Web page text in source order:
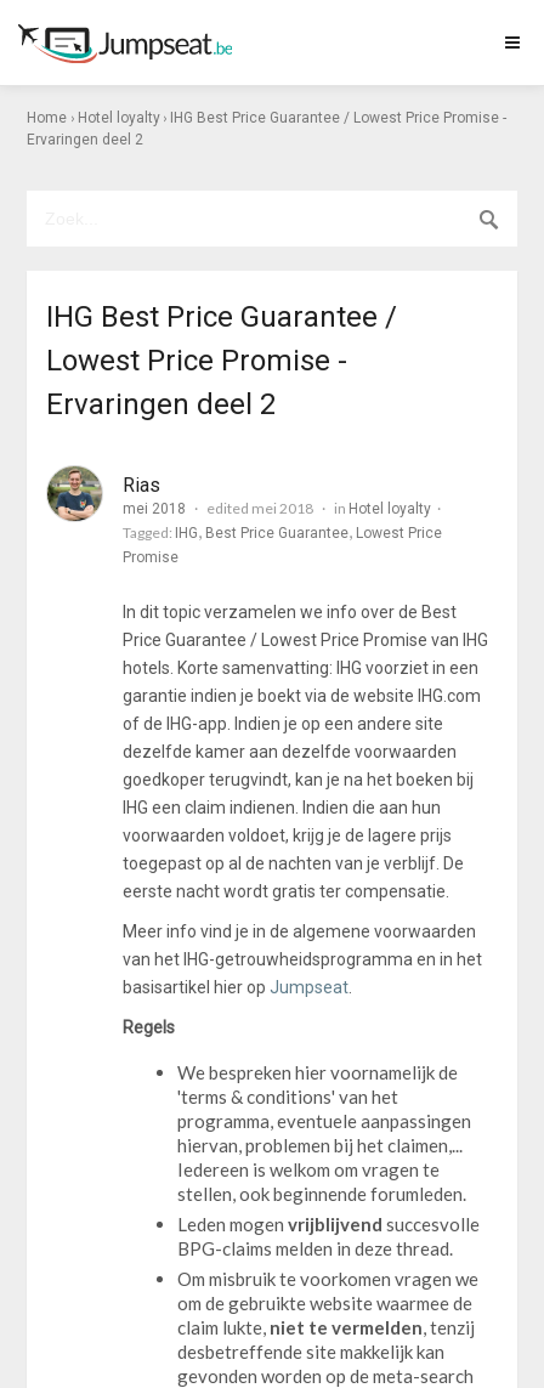
Home › Hotel loyalty › IHG Best Price Guarantee / Lowest Price Promise -
Ervaringen deel 2
IHG Best Price Guarantee /
Lowest Price Promise -
Ervaringen deel 2
Rias
mei 2018 edited mei 2018 in Hotel loyalty
Tagged: IHG Best Price Guarantee Lowest Price
Promise
In dit topic verzamelen we info over de Best
Price Guarantee / Lowest Price Promise van IHG
hotels. Korte samenvatting: IHG voorziet in een
garantie indien je boekt via de website IHG.com
of de IHG-app. Indien je op een andere site
dezelfde kamer aan dezelfde voorwaarden
goedkoper terugvindt, kan je na het boeken bij
IHG een claim indienen. Indien die aan hun
voorwaarden voldoet, krijg je de lagere prijs
toegepast op al de nachten van je verblijf. De
eerste nacht wordt gratis ter compensatie.
Meer info vind je in de algemene voorwaarden
van het IHG-getrouwheidsprogramma en in het
basisartikel hier opJumpseat
Regels
We bespreken hier voornamelijk de
'terms & conditions' van het
programma, eventuele aanpassingen
hiervan, problemen bij het claimen,...
Iedereen is welkom om vragen te
stellen, ook beginnende forumleden.
Leden mogenvrijblijvend succesvolle
BPG-claims melden in deze thread.
Om misbruik te voorkomen vragen we
om de gebruikte website waarmee de
claim lukte, niet te vermelden, tenzij
desbetreffende site makkelijk kan
gevonden worden op de meta-search